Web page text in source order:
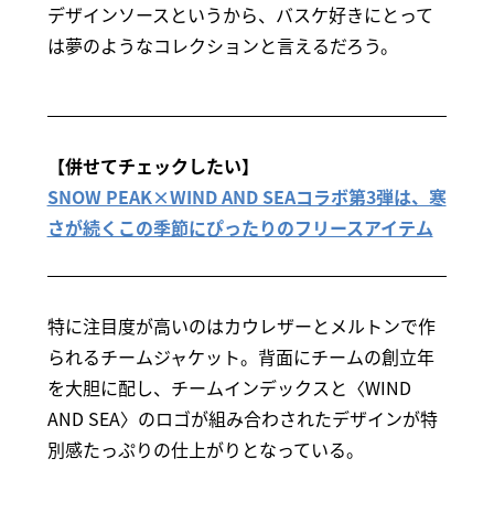
デザインソースというから、バスケ好きにとって
は夢のようなコレクションと言えるだろう。
【併せてチェックしたい】
SNOW PEAK×WIND AND SEAコラボ第3弾は、寒
さが続くこの季節にぴったりのフリースアイテム
特に注目度が高いのはカウレザーとメルトンで作
られるチームジャケット。背面にチームの創立年
を大胆に配し、チームインデックスと〈WIND
AND SEA〉のロゴが組み合わされたデザインが特
別感たっぷりの仕上がりとなっている。